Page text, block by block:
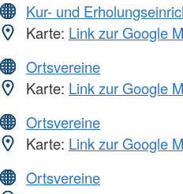
Kur- und
Karte: Link zur Google
Ortsvereine
Karte: Link zur Google
Ortsvereine
Karte: Link zur Google
Ortsvereine